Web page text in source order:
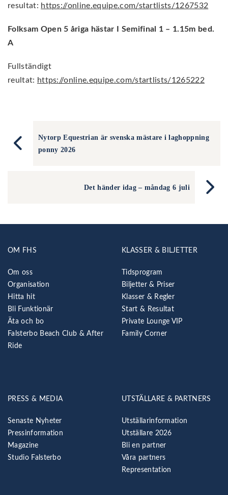
resultat: https://online.equipe.com/startlists/1267532
Folksam Open 5 åriga hästar I Semifinal 1 – 1.15m bed.
A
Fullständigt
reultat: https://online.equipe.com/startlists/1265222
Nytorp Equestrian är svenska mästare i laghoppning
ponny 2026
Det händer idag – måndag 6 juli
OM FHS
Om oss
Organisation
Hitta hit
Bli Funktionär
Äta och bo
Falsterbo Beach Club & After
Ride
KLASSER & BILJETTER
Tidsprogram
Biljetter & Priser
Klasser & Regler
Start & Resultat
Private Lounge VIP
Family Corner
PRESS & MEDIA
Senaste Nyheter
Pressinformation
Magazine
Studio Falsterbo
UTSTÄLLARE & PARTNERS
Utställarinformation
Utställare 2026
Bli en partner
Våra partners
Representation